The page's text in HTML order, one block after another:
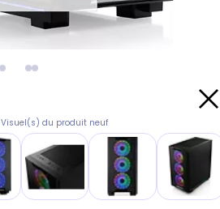
Visuel(s) du produit neuf